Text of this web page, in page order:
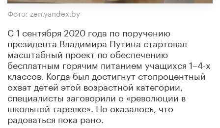
Фото: zen.yandex.by
С 1 сентября 2020 года по поручению
президента Владимира Путина стартовал
масштабный проект по обеспечению
бесплатным горячим питанием учащихся 1–4-х
классов. Когда был достигнут стопроцентный
охват детей этой возрастной категории,
специалисты заговорили о «революции в
школьной тарелке». Но оказалось, что
радоваться пока рано.